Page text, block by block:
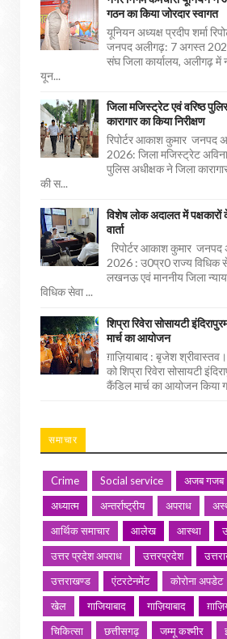
गठन का किया जोरदार स्वागत
यूनियन अध्यक्ष प्रदीप शर्मा
जनपद अलीगढ़: 7 अगस्त
संघ जिला कार्यालय, अलीगढ़ में
यून...
जिला मजिस्ट्रेट एवं वरिष्ठ
कारागार का किया निरीक्षण
रिपोर्टर आकाश कुमार जनपद
2026: जिला मजिस्ट्रेट
पुलिस अधीक्षक ने जिला
की स...
विशेष लोक अदालत में
वार्ता
रिपोर्टर आकाश कुमार
2026 : उ0प्र0 राज्य विधिक
लखनऊ एवं माननीय जिला
विधिक सेवा ...
शिप्रा रिवेरा सोसायटी
मार्च का आयोजन
ग़ाज़ियाबाद : बृजेश
को शिप्रा रिवेरा सोसायटी
कैंडिल मार्च का आयोजन किया
समाचार
Crime Social service अजब गजब
अध्यात्म
अन्तर्राष्ट्रीय अपराध
आर्थिक समाचार
आलेख आस्था
उत्तर प्रदेश अपराध
उत्तरप्रदेश
उत्तराखण्ड
एंटरटेनमेंट कोरोना अपडेट
खेल
गाजियाबाद गाज़ियाबाद
चिकित्सा
छत्तीसगढ़ जम्मू कश्मीर